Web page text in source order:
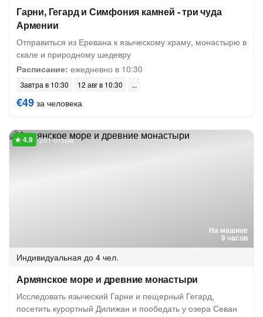
Гарни, Гегард и Симфония камней - три чуда
Армении
Отправиться из Еревана к языческому храму, монастырю в
скале и природному шедевру
Расписание: ежедневно в 10:30
Завтра в 10:30 12 авг в 10:30
€49 за человека
На машине
9 часов
201 отзыв
Индивидуальная до 4 чел.
Армянское море и древние монастыри
Исследовать языческий Гарни и пещерный Гегард,
посетить курортный Дилижан и пообедать у озера Севан